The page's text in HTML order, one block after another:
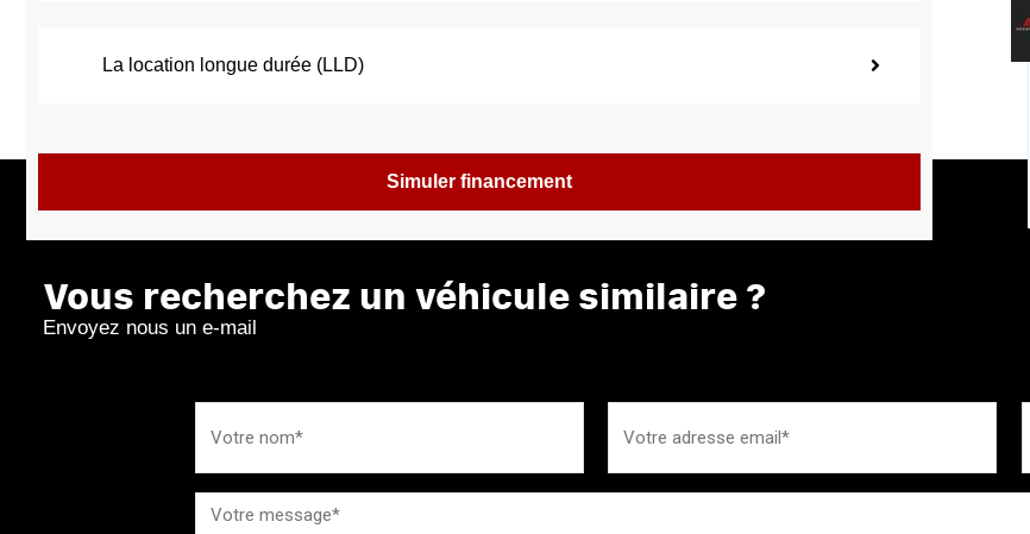
La location longue durée (LLD)
Simuler financement
Vous recherchez un véhicule similaire ?
Envoyez nous un e-mail